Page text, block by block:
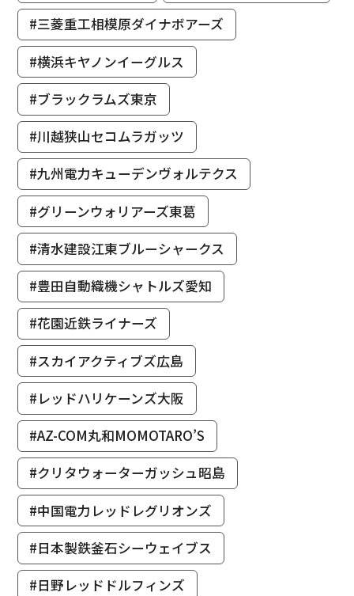
#三菱重工相模原ダイナボアーズ
#横浜キヤノンイーグルス
#ブラックラムズ東京
#川越狭山セコムラガッツ
#九州電力キューデンヴォルテクス
#グリーンウォリアーズ東葛
#清水建設江東ブルーシャークス
#豊田自動織機シャトルズ愛知
#花園近鉄ライナーズ
#スカイアクティブズ広島
#レッドハリケーンズ大阪
#AZ-COM丸和MOMOTARO’S
#クリタウォーターガッシュ昭島
#中国電力レッドレグリオンズ
#日本製鉄釜石シーウェイブス
#日野レッドドルフィンズ